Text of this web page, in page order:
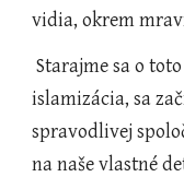
vidia, okrem
Starajme sa o toto – Najvyššie – a všetky veci, nielen
islamizácia, sa
spravodlivej
na naše vlastné